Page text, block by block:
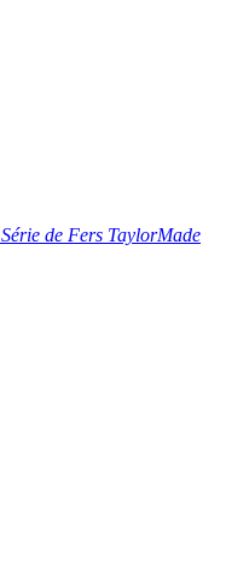
Série de Fers TaylorMade